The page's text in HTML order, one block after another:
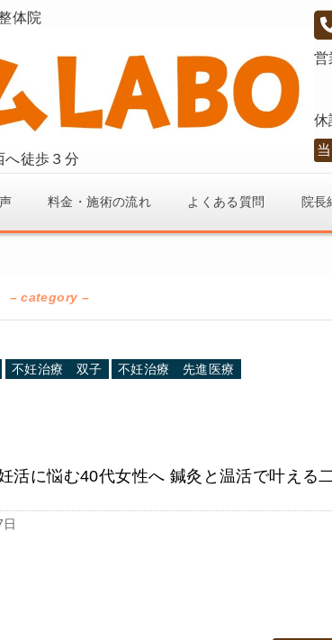
体院
へ徒歩３分
営
休
料金・施術の流れ よくある質問 院長
– category –
不妊治療 双子
不妊治療 先進医療
活に悩む40代女性へ 鍼灸と温活で叶える